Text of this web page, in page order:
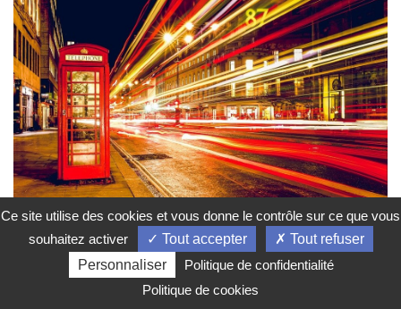
ARTICLE
[Royaume-Uni] Veille numérique
Ce site utilise des cookies et vous donne le contrôle sur ce que vous
souhaitez activer
Tout accepter
Tout refuser
Personnaliser
Politique de confidentialité
Politique de cookies